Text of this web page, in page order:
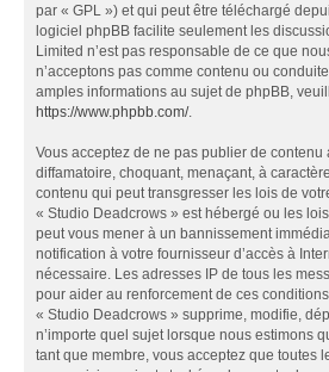
par « GPL ») et qui peut être téléchargé
logiciel phpBB facilite seulement les
Limited n’est pas responsable de ce que
n’acceptons pas comme contenu ou
amples informations au sujet de phpBB,
https://www.phpbb.com/.
Vous acceptez de ne pas publier de
diffamatoire, choquant, menaçant, à
contenu qui peut transgresser les lois de
« Studio Deadcrows » est hébergé ou les
peut vous mener à un bannissement
notification à votre fournisseur d’accès à
nécessaire. Les adresses IP de tous les
pour aider au renforcement de ces
« Studio Deadcrows » supprime, modifie,
n’importe quel sujet lorsque nous estimons
tant que membre, vous acceptez que toutes